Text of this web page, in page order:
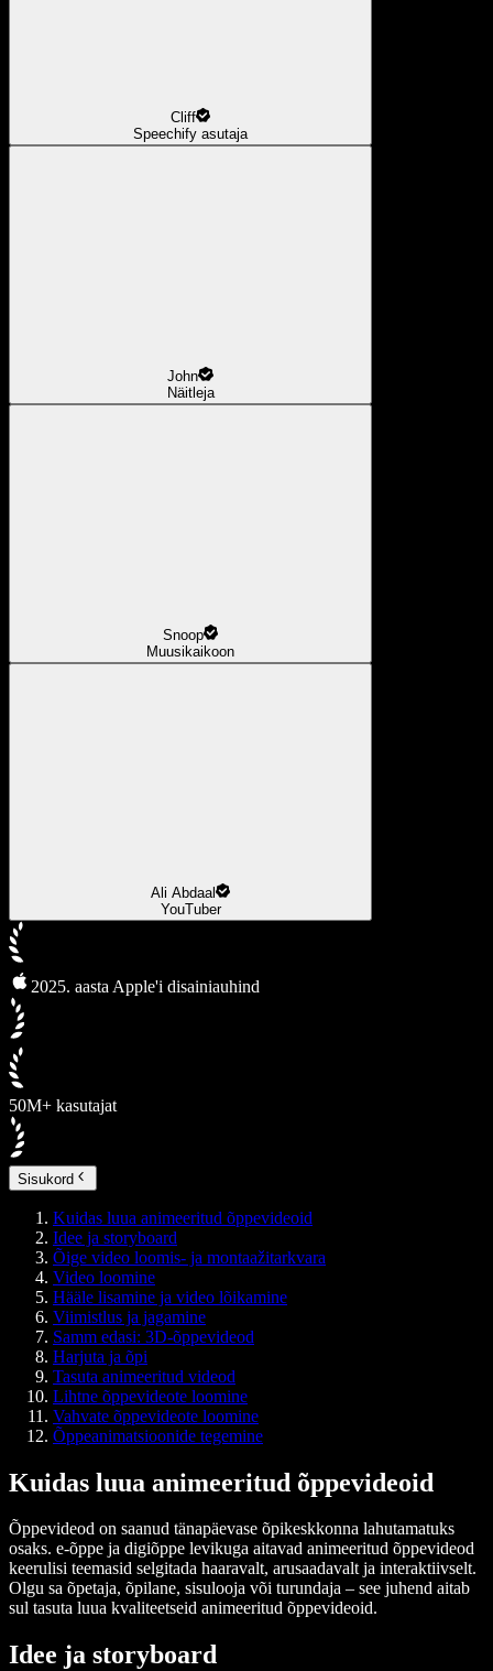
Cliff
Speechify asutaja
John
Näitleja
Snoop
Muusikaikoon
Ali Abdaal
YouTuber
2025. aasta Apple'i disainiauhind
50M+ kasutajat
Sisukord
Kuidas luua animeeritud õppevideoid
Idee ja storyboard
Õige video loomis- ja montaažitarkvara
Video loomine
Hääle lisamine ja video lõikamine
Viimistlus ja jagamine
Samm edasi: 3D-õppevideod
Harjuta ja õpi
Tasuta animeeritud videod
Lihtne õppevideote loomine
Vahvate õppevideote loomine
Õppeanimatsioonide tegemine
Kuidas luua animeeritud õppevideoid
Õppevideod on saanud tänapäevase õpikeskkonna lahutamatuks
osaks. e-õppe ja digiõppe levikuga aitavad animeeritud õppevideod
keerulisi teemasid selgitada haaravalt, arusaadavalt ja interaktiivselt.
Olgu sa õpetaja, õpilane, sisulooja või turundaja – see juhend aitab
sul tasuta luua kvaliteetseid animeeritud õppevideoid.
Idee ja storyboard